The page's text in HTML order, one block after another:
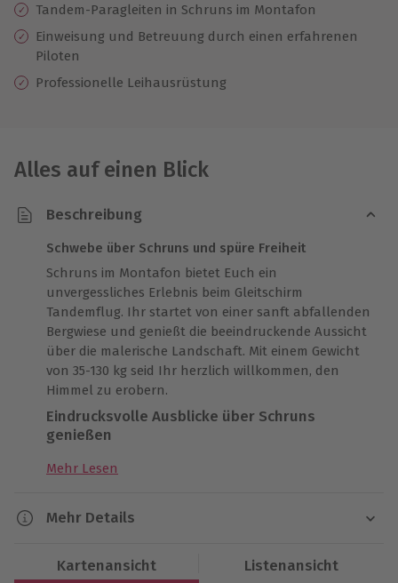
Tandem-Paragleiten in Schruns im Montafon
Einweisung und Betreuung durch einen erfahrenen
Piloten
Professionelle Leihausrüstung
Alles auf einen Blick
Beschreibung
Schwebe über Schruns und spüre Freiheit
Schruns im Montafon bietet Euch ein
unvergessliches Erlebnis beim Gleitschirm
Tandemflug. Ihr startet von einer sanft abfallenden
Bergwiese und genießt die beeindruckende Aussicht
über die malerische Landschaft. Mit einem Gewicht
von 35-130 kg seid Ihr herzlich willkommen, den
Himmel zu erobern.
Eindrucksvolle Ausblicke über Schruns
genießen
Die Flüge finden meist nachmittags statt und
abhängig von Eurem Gewicht und der Tageszeit. Bei
Flugdauer flexibel verlängern, fragt einfach den
Piloten vorab.
Mehr Lesen
Mehr Details
Gesamtdauer: ca. 2 Stunden
Kartenansicht Listenansicht